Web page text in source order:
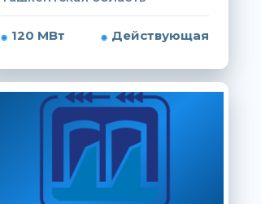
120 МВт Действующая